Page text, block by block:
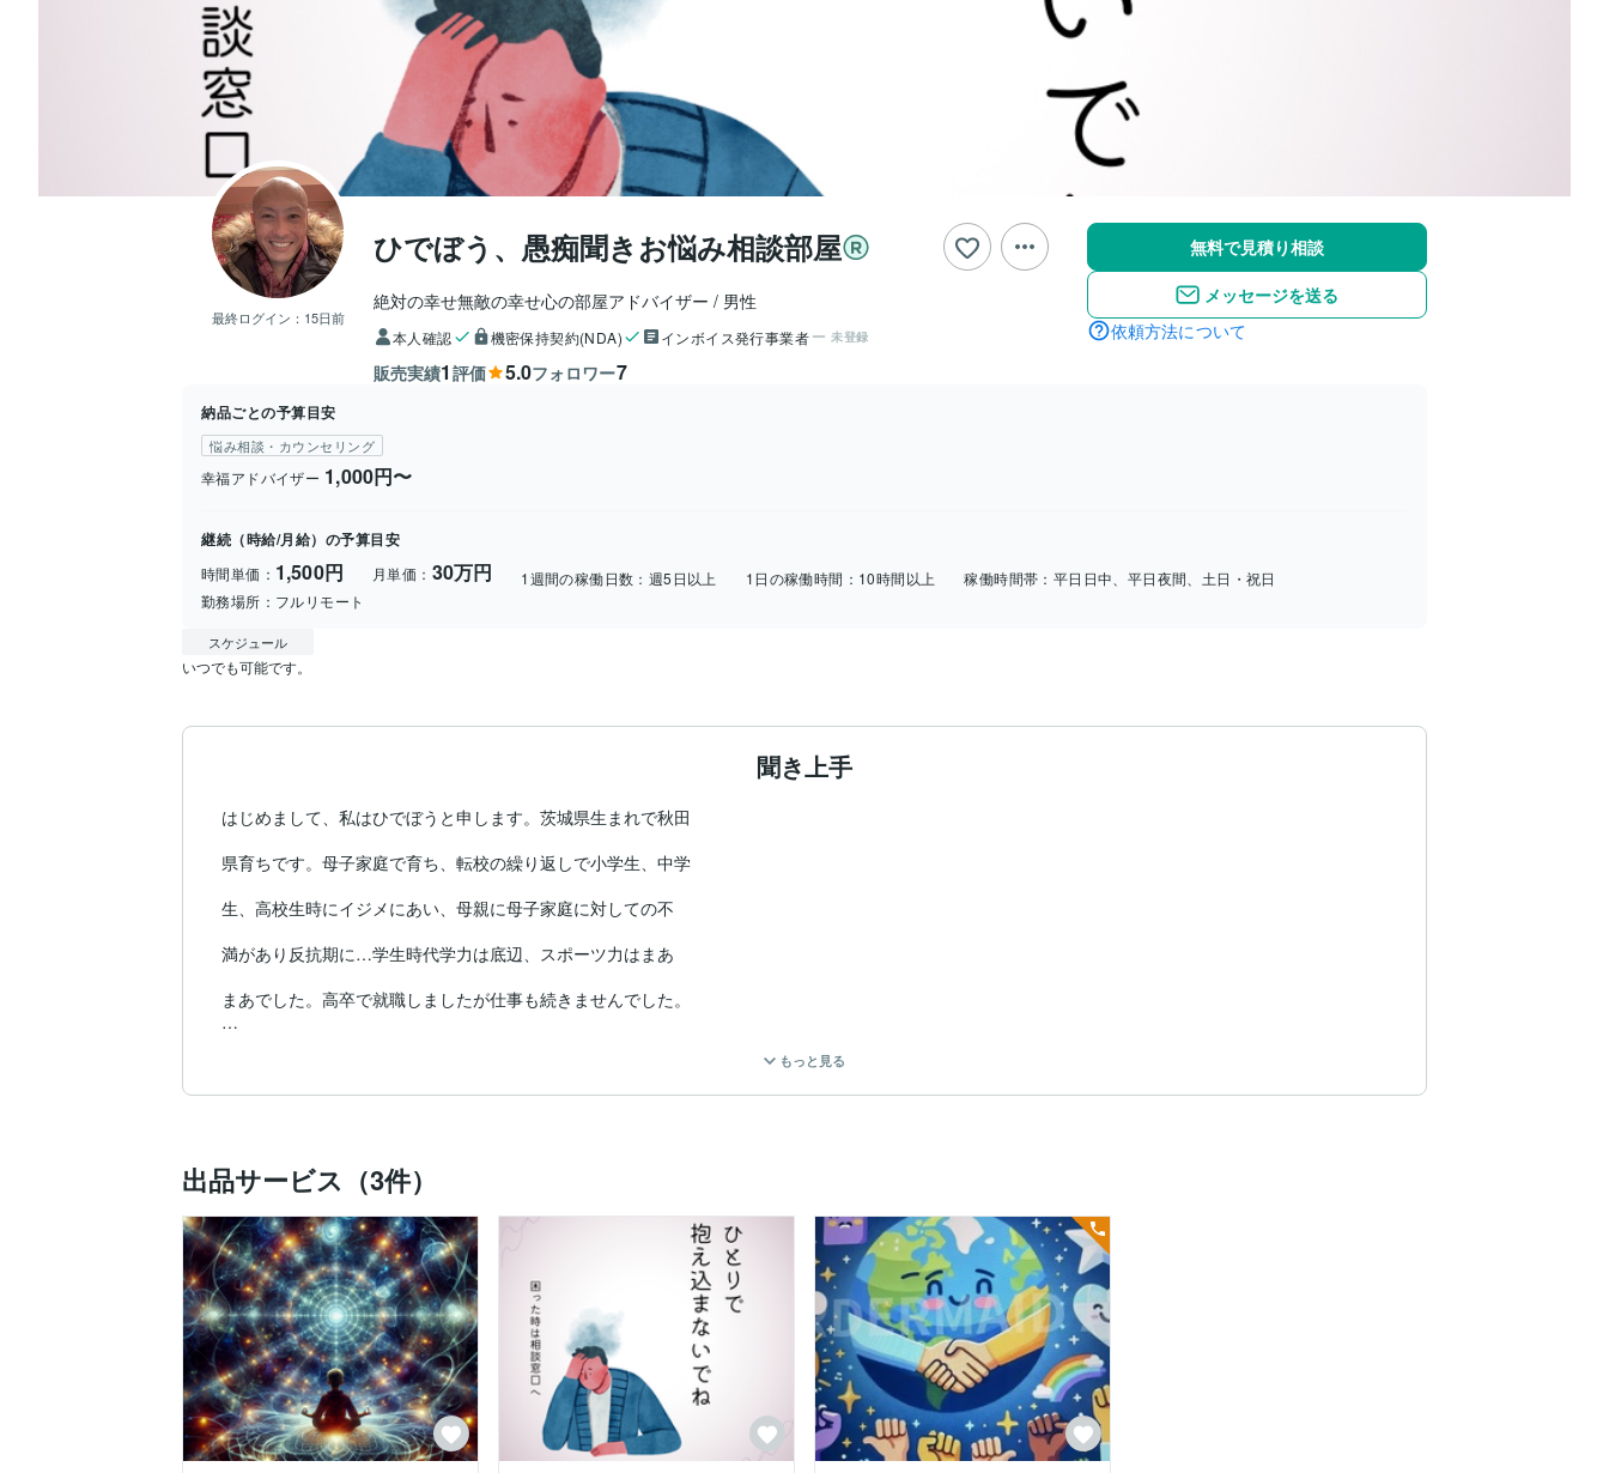
最終ログイン： 15日前
ひでぼう、愚痴聞きお悩み相談部屋
絶対の幸せ無敵の幸せ心の部屋アドバイザー 男性
本人確認 機密保持契約(NDA) インボイス発行事業者 未登録
販売実績1 評価 5.0フォロワー7
無料で見積り相談
メッセージを送る
依頼方法について
納品ごとの予算目安
悩み相談・カウンセリング
幸福アドバイザー 1,000円〜
継続（時給/月給）の予算目安
時間単価： 1,500円 月単価： 30万円 1週間の稼働日数： 週5日以上 1日の稼働時間： 10時間以上 稼働時間帯： 平日日中、平日夜間、土日・祝日
勤務場所： フルリモート
スケジュール
いつでも可能です。
聞き上手
はじめまして、私はひでぼうと申します。茨城県生まれで秋田
県育ちです。母子家庭で育ち、転校の繰り返しで小学生、中学
生、高校生時にイジメにあい、母親に母子家庭に対しての不
満があり反抗期に…学生時代学力は底辺、スポーツ力はまあ
まあでした。高卒で就職しましたが仕事も続きませんでした。
対の幸せ、無敵の幸せと言う心の世界がある事を知りました。
私の様になんのスキルもない、つまらない人生を送ってい
る、一体何の為に生きているんだ…などこういった人間とし
ての苦しみに悩んでいる人達を助ける事が出来るんじゃない
かと思いビジネスとしてスタートしました。
私の独学で得た知識、経験を元に仕事、恋愛、健康、お金な
どいろんな悩みや心配こどをアドバイス出来ればと思います。
愚痴やお話しだけをしたい方でも構いませんので、気軽にお
もっと見る
出品サービス（3件）